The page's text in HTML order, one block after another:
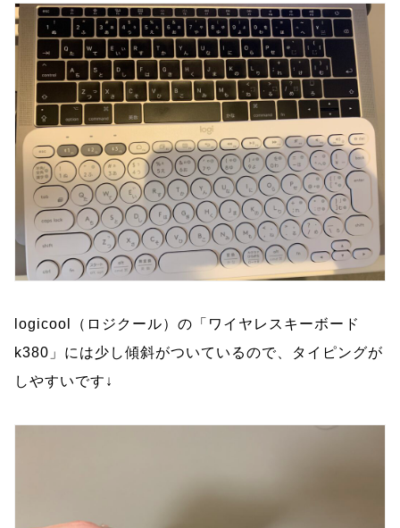
logicool（ロジクール）の「ワイヤレスキーボード
k380」には少し傾斜がついているので、タイピングが
しやすいです↓